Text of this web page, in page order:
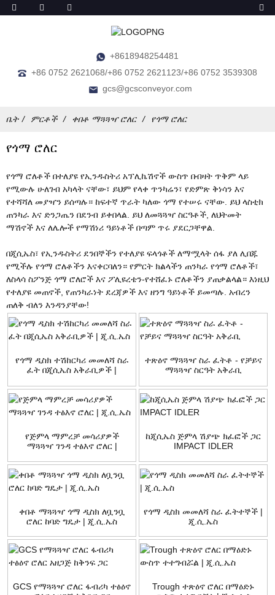
+8618948254481
+86 0752 2621068/+86 0752 2621123/+86 0752 3539308
gcs@gcsconveyor.com
ቤት ምርቶች ቀበቶ ማጓጓዣ ሮለር የጎማ ሮለር
የጎማ ሮለር
የጎማ ሮለቶች በተለያዩ የኢንዱስትሪ አፕሊኬሽኖች ውስጥ በብዛት ጥቅም ላይ
የሚውሉ ሁለገብ አካላት ናቸው፣ ይህም የላቀ ጥንካሬን፣ የድምጽ ቅነሳን እና
የተሻሻለ መያዣን ይሰጣሉ። ከፍተኛ ጥራት ካለው ጎማ የተሠሩ ናቸው. ይህ ላስቲክ
ጠንካራ እና ድንጋጤን በደንብ ይቀበላል. ይህ ለመጓጓዣ ስርዓቶች, ለህትመት
ማሽኖች እና ለሌሎች የማሽነሪ ዓይነቶች በጣም ጥሩ ያደርጋቸዋል.
በጂሲኤስ፣ የኢንዱስትሪ ደንበኞችን የተለያዩ ፍላጎቶች ለማሟላት ሰፋ ያለ ሊበጁ
የሚችሉ የጎማ ሮለቶችን እናቀርባለን። የምርት ክልላችን ጠንካራ የጎማ ሮለቶች፣
ለስላሳ ስፖንጅ ጎማ ሮለሮች እና ፖሊዩረቴን-የተሸፈኑ ሮለቶችን ያጠቃልላል። እነዚህ
የተለያዩ መጠኖች, የጠንካራነት ደረጃዎች እና ዘንግ ዓይነቶች ይመጣሉ. አብረን
ጠለቅ ብለን እንዳንያቸው!
የጎማ ዲስክ ተሽከርካሪ መመለሻ ስራ
ፈት በጂሲኤስ አቅራቢዎች |
ተጽዕኖ ማጓጓዣ ስራ ፈትቶ - የቻይና
ማጓጓዣ ስርዓት አቅራቢ
የጅምላ ማምረቻ መሳሪያዎች
ማጓጓዣ ገንዳ ተፅእኖ ሮለር |
ከጂሲኤስ ጅምላ ሽያጭ ክፈፎች ጋር
IMPACT IDLER
ቀበቶ ማጓጓዣ ጎማ ዲስክ ለቧንቧ
ሮለር ከባድ ግዴታ | ጂ.ሲ.ኤስ
የጎማ ዲስክ መመለሻ ስራ ፈትተኞች |
ጂ.ሲ.ኤስ
GCS የማጓጓዣ ሮለር ፋብሪካ ተፅዕኖ
Trough ተጽዕኖ ሮለር በማዕድኑ